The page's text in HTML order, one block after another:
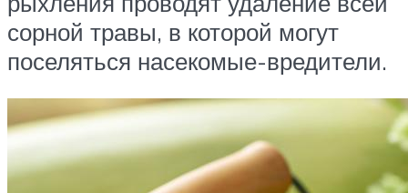
сорной травы, в которой могут
поселяться насекомые-вредители.